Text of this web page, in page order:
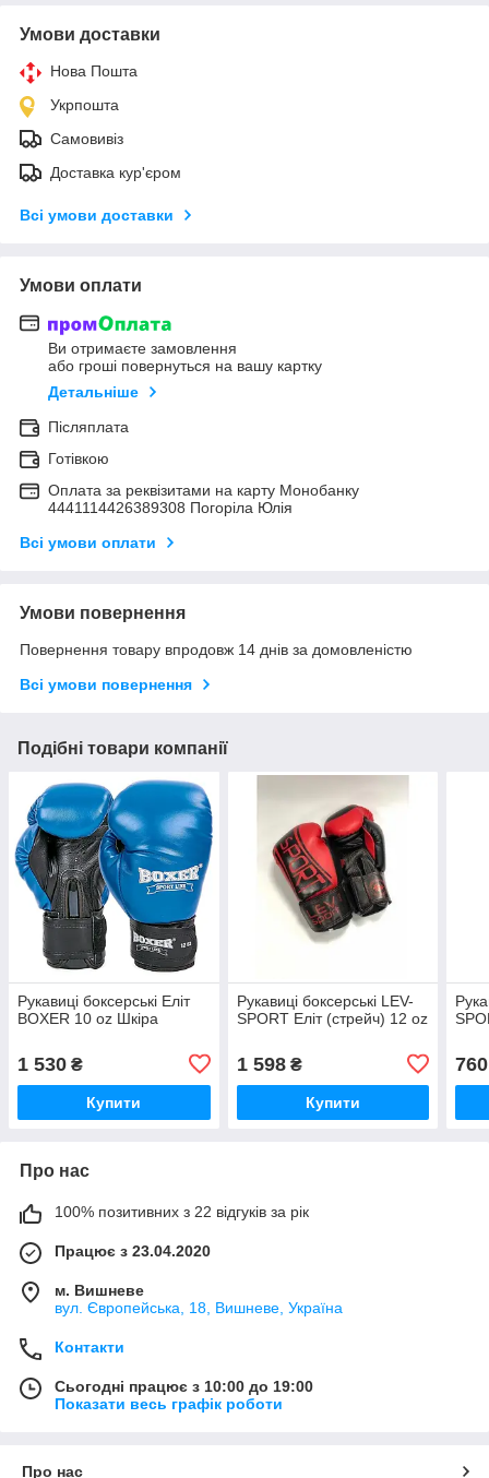
Умови доставки
Нова Пошта
Укрпошта
Самовивіз
Доставка кур'єром
Всі умови доставки
Умови оплати
Ви отримаєте замовлення
або гроші повернуться на вашу картку
Детальніше
Післяплата
Готівкою
Оплата за реквізитами на карту Монобанку
4441114426389308 Погоріла Юлія
Всі умови оплати
Умови повернення
Повернення товару впродовж 14 днів за домовленістю
Всі умови повернення
Подібні товари компанії
Рукавиці боксерські Еліт
BOXER 10 oz Шкіра
1 530 ₴
Купити
Рукавиці боксерські LEV-
SPORT Еліт (стрейч) 12 oz
1 598₴
Купити
760
Про нас
100% позитивних з 22 відгуків за рік
Працює з 23.04.2020
м. Вишневе
вул. Європейська, 18, Вишневе, Україна
Контакти
Сьогодні працює з 10:00 до 19:00
Показати весь графік роботи
Про нас